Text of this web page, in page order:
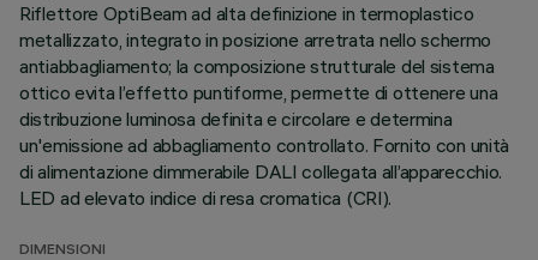
Riflettore OptiBeam ad alta definizione in termoplastico
metallizzato, integrato in posizione arretrata nello schermo
antiabbagliamento; la composizione strutturale del sistema
ottico evita l’effetto puntiforme, permette di ottenere una
distribuzione luminosa definita e circolare e determina
un'emissione ad abbagliamento controllato. Fornito con unità
di alimentazione dimmerabile DALI collegata all’apparecchio.
LED ad elevato indice di resa cromatica (CRI).
DIMENSIONI